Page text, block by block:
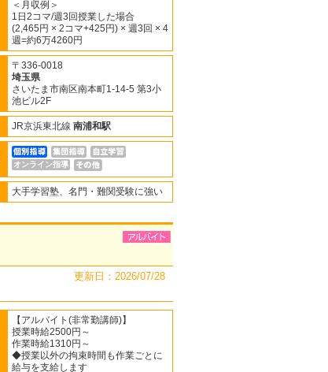
＜月収例＞
1日2コマ/週3回授業した場合
(2,465円 × 2コマ+425円) × 週3回 × 4
週=約6万4260円
〒336-0018
埼玉県
さいたま市南区南本町1-14-5 第3小
池ビル2F
JR京浜東北線 南浦和駅
オンライン指導
大手学習塾、名門・難関受験に強い
更新日：2026/07/28
【アルバイト(非常勤講師)】
授業時給2500円～
作業時給1310円～
◆授業以外の拘束時間も作業ごとに
給与を支給します